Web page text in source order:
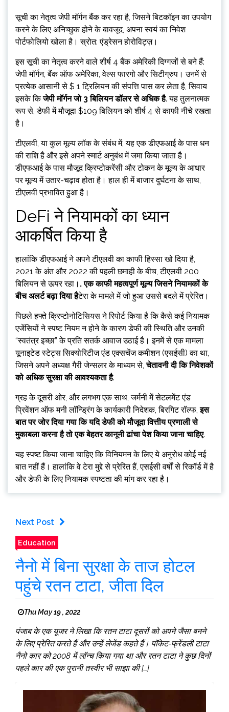
सूची का नेतृत्व जेपी मॉर्गन बैंक कर रहा है, जिसने बिटकॉइन का उपयोग
करने के लिए अनिच्छुक होने के बावजूद, अपना स्वयं का निवेश
पोर्टफोलियो खोला है। स्रोत: एंड्रेसन होरोविट्ज़।
इस सूची का नेतृत्व करने वाले शीर्ष 4 बैंक अमेरिकी दिग्गजों से बने हैं:
जेपी मॉर्गन, बैंक ऑफ अमेरिका, वेल्स फारगो और सिटीग्रुप। उनमें से
प्रत्येक आसानी से $ 1 ट्रिलियन की संपत्ति पास कर लेता है, सिवाय
इसके किजेपी मॉर्गन जो 3 बिलियन डॉलर से अधिक है. यह तुलनात्मक
रूप से, डेफी में मौजूदा $109 बिलियन को शीर्ष 4 से काफी नीचे रखता
है।
टीएलवी, या कुल मूल्य लॉक के संबंध में, यह एक डीएफआई के पास धन
की राशि है और इसे अपने स्मार्ट अनुबंध में जमा किया जाता है।
डीएफआई के पास मौजूद क्रिप्टोकरेंसी और टोकन के मूल्य के आधार
पर मूल्य में उतार-चढ़ाव होता है। हाल ही में बाजार दुर्घटना के साथ,
टीएलवी प्रभावित हुआ है।
DeFi ने नियामकों का ध्यान
आकर्षित किया है
हालांकि डीएफआई ने अपने टीएलवी का काफी हिस्सा खो दिया है,
2021 के अंत और 2022 की पहली छमाही के बीच, टीएलवी 200
बिलियन से ऊपर रहा। . एक काफी महत्वपूर्ण मूल्य जिसने नियामकों के
बीच अलर्ट बढ़ा दिया हैटेरा के मामले में जो हुआ उससे बदले में प्रेरित।
पिछले हफ्ते क्रिप्टोनोटिसियस ने रिपोर्ट किया है कि कैसे कई नियामक
एजेंसियों ने स्पष्ट नियम न होने के कारण डेफी की स्थिति और उनकी
“स्वतंत्र इच्छा” के प्रति सतर्क आवाज उठाई है। इनमें से एक मामला
यूनाइटेड स्टेट्स सिक्योरिटीज एंड एक्सचेंज कमीशन (एसईसी) का था,
जिसने अपने अध्यक्ष गैरी जेन्सलर के माध्यम से,चेतावनी दी कि निवेशकों
को अधिक सुरक्षा की आवश्यकता है.
ग्रह के दूसरी ओर, और लगभग एक साथ, जर्मनी में सेटलमेंट एंड
प्रिवेंशन ऑफ मनी लॉन्ड्रिंग के कार्यकारी निदेशक, बिरगिट रॉल्फ,इस
बात पर जोर दिया गया कि यदि डेफी को मौजूदा वित्तीय प्रणाली से
मुकाबला करना है तो एक बेहतर कानूनी ढांचा पेश किया जाना चाहिए.
यह स्पष्ट किया जाना चाहिए कि विनियमन के लिए ये अनुरोध कोई नई
बात नहीं हैं। हालांकि वे टेरा मुद्दे से प्रेरित हैं, एसईसी वर्षों से रिकॉर्ड में है
और डेफी के लिए नियामक स्पष्टता की मांग कर रहा है।
Next Post
Education
नैनो में बिना सुरक्षा के ताज होटल
पहुंचे रतन टाटा, जीता दिल
Thu May 19 , 2022
पंजाब के एक यूजर ने लिखा कि रतन टाटा दूसरों को अपने जैसा बनने
के लिए प्रेरित करते हैं और उन्हें लेजेंड कहते हैं। पॉकेट-फ्रेंडली टाटा
नैनो कार को 2008 में लॉन्च किया गया था और रतन टाटा ने कुछ दिनों
पहले कार की एक पुरानी तस्वीर भी साझा की […]